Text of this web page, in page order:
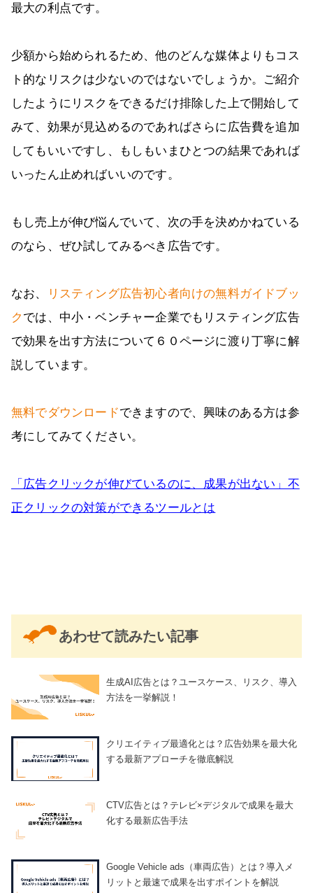
最大の利点です。
少額から始められるため、他のどんな媒体よりもコス
ト的なリスクは少ないのではないでしょうか。ご紹介
したようにリスクをできるだけ排除した上で開始して
みて、効果が見込めるのであればさらに広告費を追加
してもいいですし、もしもいまひとつの結果であれば
いったん止めればいいのです。
もし売上が伸び悩んでいて、次の手を決めかねている
のなら、ぜひ試してみるべき広告です。
なお、
リスティング広告初心者向けの無料ガイドブッ
ク では、中小・ベンチャー企業でもリスティング広告
で効果を出す方法について６０ページに渡り丁寧に解
説しています。
無料でダウンロードできますので、興味のある方は参
考にしてみてください。
「広告クリックが伸びているのに、成果が出ない」不
正クリックの対策ができるツールとは
あわせて読みたい記事
生成AI広告とは？ユースケース、リスク、導入
方法を一挙解説！
クリエイティブ最適化とは？広告効果を最大化
する最新アプローチを徹底解説
CTV広告とは？テレビ×デジタルで成果を最大
化する最新広告手法
Google Vehicle ads（車両広告）とは？導入メ
リットと最速で成果を出すポイントを解説